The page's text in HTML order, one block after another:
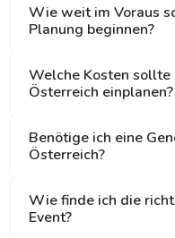
Wie weit im Voraus
Planung beginnen?
Welche Kosten sollte
Österreich einplanen?
Benötige ich eine
Österreich?
Wie finde ich die
Event?